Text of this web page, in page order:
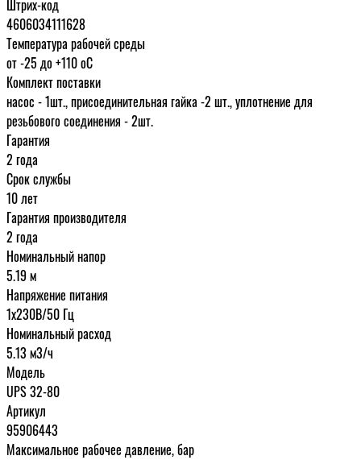
Штрих-код
4606034111628
Температура рабочей среды
от -25 до +110 oC
Комплект поставки
насос - 1шт., присоединительная гайка -2 шт., уплотнение для
резьбового соединения - 2шт.
Гарантия
2 года
Срок службы
10 лет
Гарантия производителя
2 года
Номинальный напор
5.19 м
Напряжение питания
1х230В/50 Гц
Номинальный расход
5.13 м3/ч
Модель
UPS 32-80
Артикул
95906443
Максимальное рабочее давление, бар